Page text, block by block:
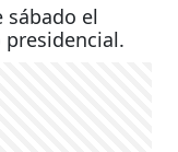
sábado el